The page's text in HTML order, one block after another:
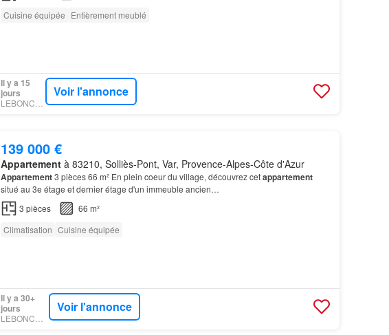
Cuisine équipée Entièrement meublé
Il y a 15
jours
Voir l'annonce
139 000 €
Appartementà 83210, Solliès-Pont, Var, Provence-Alpes-Côte d'Azur
Appartement3 pièces 66 m² En plein coeur du village, découvrez cetappartement
situé au 3e étage et dernier étage d'un immeuble ancien…
3 pièces
66 m²
Climatisation Cuisine équipée
Il y a 30+
jours
Voir l'annonce